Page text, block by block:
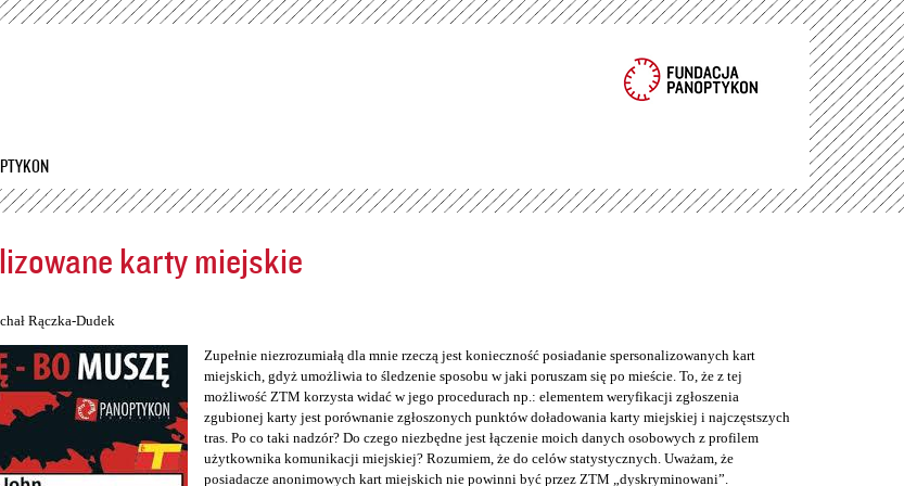
Przejdź
karty miejskie
Rączka-Dudek
Zupełnie niezrozumiałą dla mnie rzeczą jest konieczność posiadanie spersonalizowanych kart
miejskich, gdyż umożliwia to śledzenie sposobu w jaki poruszam się po mieście. To, że z tej
możliwość ZTM korzysta widać w jego procedurach np.: elementem weryfikacji zgłoszenia
zgubionej karty jest porównanie zgłoszonych punktów doładowania karty miejskiej i najczęstszych
tras. Po co taki nadzór? Do czego niezbędne jest łączenie moich danych osobowych z profilem
użytkownika komunikacji miejskiej? Rozumiem, że do celów statystycznych. Uważam, że
posiadacze anonimowych kart miejskich nie powinni być przez ZTM „dyskryminowani”.